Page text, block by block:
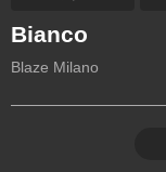
Bianco
Blaze Milano